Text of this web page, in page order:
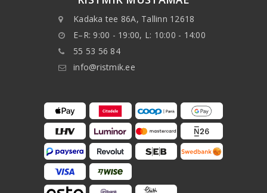
Kadaka tee 86A, Tallinn 12618
E–R: 9:00 - 19:00, L: 10:00 - 14:00
55 53 56 84
info@ristmik.ee